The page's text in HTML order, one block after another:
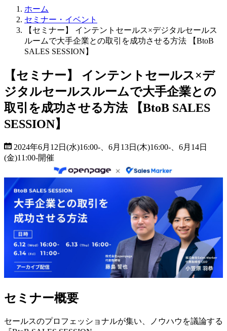
ホーム
セミナー・イベント
【セミナー】 インテントセールス×デジタルセールス
ルームで大手企業との取引を成功させる方法 【BtoB
SALES SESSION】
【セミナー】 インテントセールス×デ
ジタルセールスルームで大手企業との
取引を成功させる方法 【BtoB SALES
SESSION】
2024年6月12日(水)16:00-、6月13日(木)16:00-、6月14日
(金)11:00-開催
セミナー概要
セールスのプロフェッショナルが集い、ノウハウを議論する